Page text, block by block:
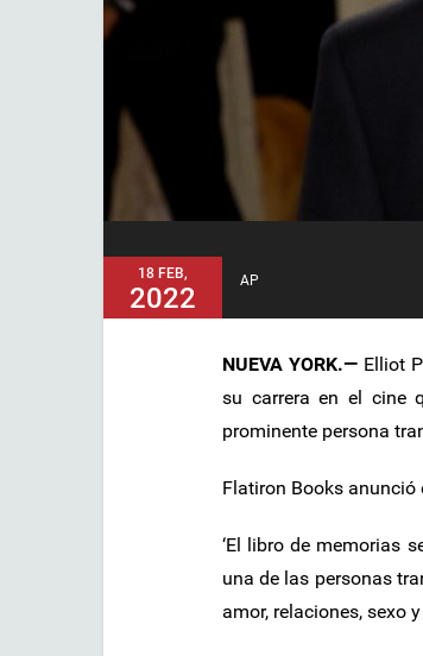
18 FEB,
2022
AP
NUEVA YORK.— Elliot
su carrera en el cine
prominente persona
Flatiron Books anunció
‘El libro de memorias
una de las personas
amor, relaciones, sexo